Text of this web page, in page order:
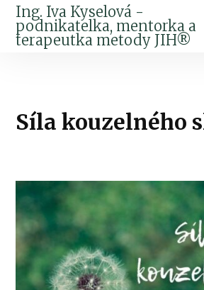
Ing. Iva Kyselová -
podnikatelka, mentorka a
terapeutka metody JIH®
Síla kouzelného